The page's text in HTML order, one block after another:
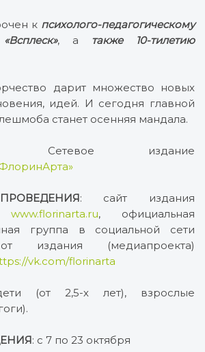
к психолого-педагогическому
, а также
10-тилетию
дарит множество новых
идей. И сегодня главной
станет осенняя мандала.
Сетевое издание
: сайт издания
www.florinarta.ru, официальная
группа в социальной сети
издания (медиапроекта)
vk.com/florinarta
(от 2,5-х лет), взрослые
: с 7 по 23 октября